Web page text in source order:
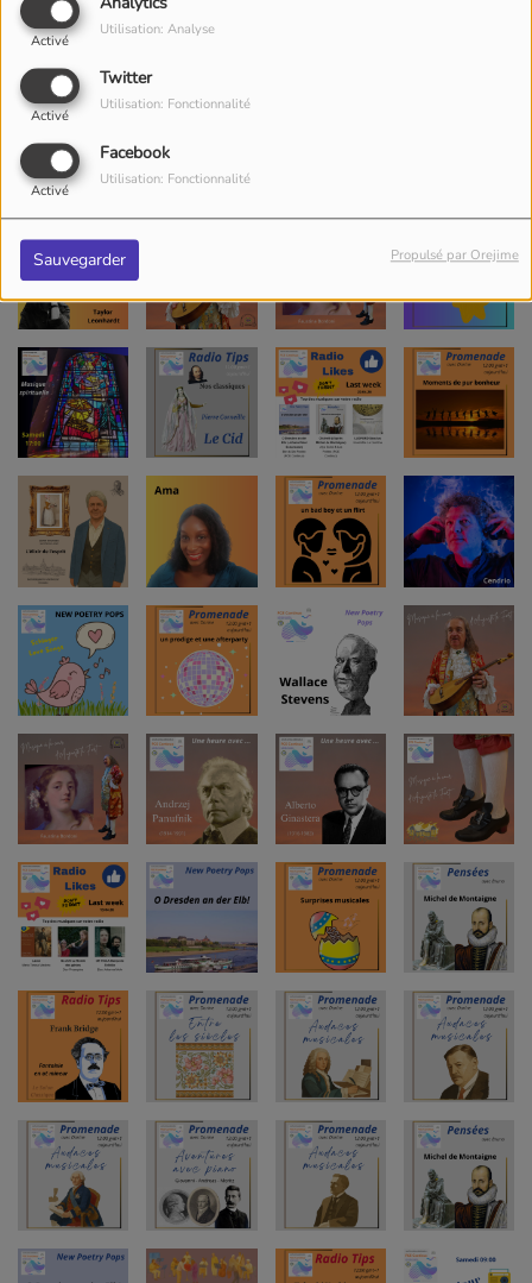
Activé
Utilisation: Analyse
Twitter
Activé
Utilisation: Fonctionnalité
Facebook
Activé
Utilisation: Fonctionnalité
Sauvegarder Propulsé par Orejime